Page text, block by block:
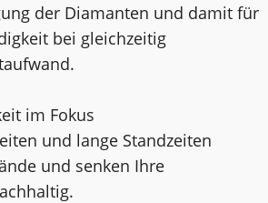
der Diamanten und damit für
bei gleichzeitig
im Fokus
und lange Standzeiten
und senken Ihre